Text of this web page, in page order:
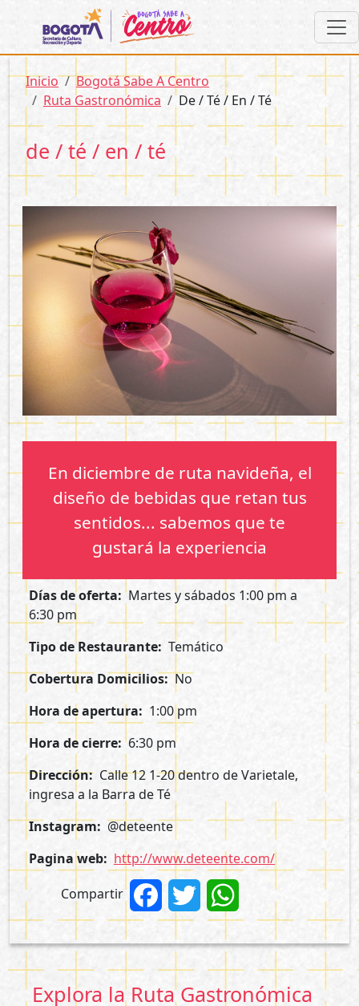
Pasar al contenido principal
Sobrescribir enlaces de ayuda a la
Inicio
Bogotá Sabe A Centro
Ruta Gastronómica
De / Té / En / Té
de / té / en / té
En diciembre de ruta navideña, el
diseño de bebidas que retan tus
sentidos... sabemos que te
gustará la experiencia
Días de oferta
Martes y sábados 1:00 pm a
6:30 pm
Tipo de Restaurante Temático
Cobertura Domicilios No
Hora de apertura
1:00 pm
Hora de cierre
6:30 pm
Dirección
Calle 12 1-20 dentro de Varietale,
ingresa a la Barra de Té
Instagram
@deteente
Pagina web
http://www.deteente.com/
Compartir
FacebookTwitter WhatsApp
Explora la Ruta Gastronómica